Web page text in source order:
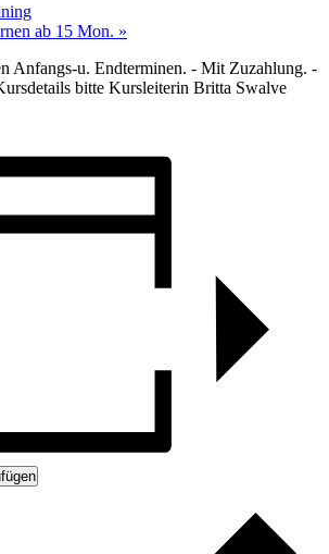
ab 15 Mon. »
Anfangs-u. Endterminen. - Mit Zuzahlung. -
bitte Kursleiterin Britta Swalve